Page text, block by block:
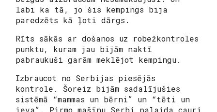
labi ka tā, jo šis kempings bija
paredzēts kā ļoti dārgs.
Rīts sākās ar došanos uz robežkontroles
punktu, kuram jau bijām naktī
pabraukuši garām meklējot kempingu.
Izbraucot no Serbijas piesējās
kontrole. Šoreiz bijām sadalījušies
sistēmā “mammas un bērni” un “tēti un
ieva”. Pirmo mašīnu Serbi palaida cauri